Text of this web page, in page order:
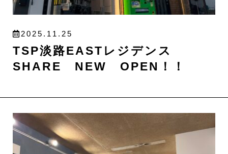
2025.11.25
TSP淡路EASTレジデンス
SHARE NEW OPEN！！